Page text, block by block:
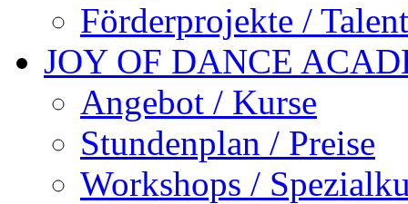
Förderprojekte /
JOY OF DANCE
Angebot / Kurse
Stundenplan / Preise
Workshops /